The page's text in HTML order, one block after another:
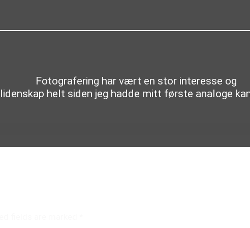
Fotografering har vært en stor interesse og
lidenskap helt siden jeg hadde mitt første analoge